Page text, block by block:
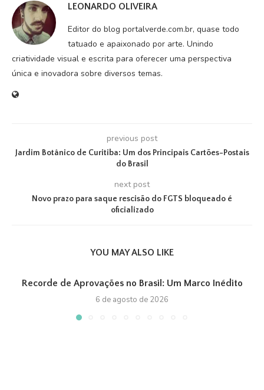
LEONARDO OLIVEIRA
Editor do blog portalverde.com.br, quase todo
tatuado e apaixonado por arte. Unindo
criatividade visual e escrita para oferecer uma perspectiva
única e inovadora sobre diversos temas.
previous post
Jardim Botânico de Curitiba: Um dos Principais Cartões-Postais
do Brasil
next post
Novo prazo para saque rescisão do FGTS bloqueado é
oficializado
YOU MAY ALSO LIKE
Recorde de Aprovações no Brasil: Um Marco Inédito
6 de agosto de 2026